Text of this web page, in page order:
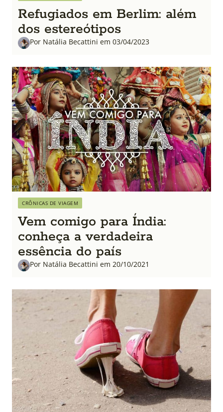
Refugiados em Berlim: além
dos estereótipos
Por Natália Becattini em 03/04/2023
CRÔNICAS DE VIAGEM
Vem comigo para Índia:
conheça a verdadeira
essência do país
Por Natália Becattini em 20/10/2021